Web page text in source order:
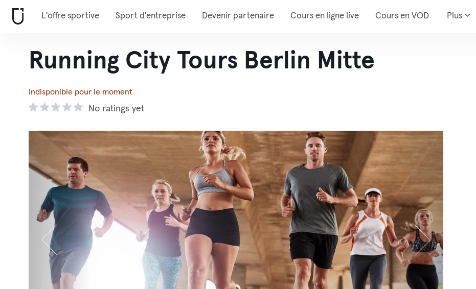
L'offre sportive Sport d'entreprise Devenir partenaire Cours en ligne live Cours en VOD Plus
Running City Tours Berlin Mitte
Indisponible pour le moment
No ratings yet